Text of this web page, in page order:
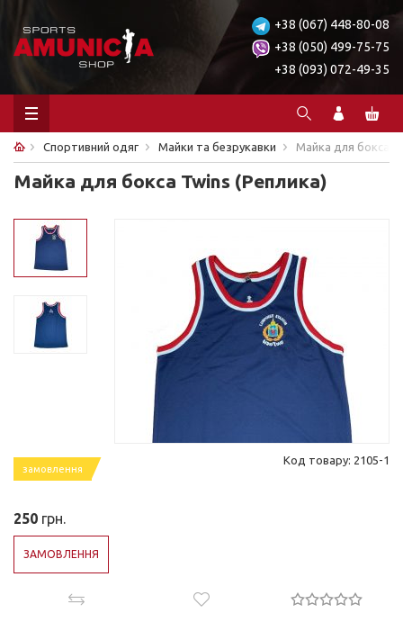
+38 (067) 448-80-08
+38 (050) 499-75-75
+38 (093) 072-49-35
Спортивний одяг Майки та безрукавки Майка для бокса
Майка для бокса Twins (Реплика)
замовлення
Код товару: 2105-1
250 грн.
ЗАМОВЛЕННЯ